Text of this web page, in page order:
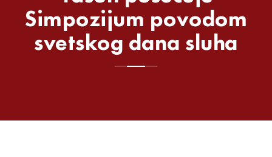
Simpozijum povodom
svetskog dana sluha